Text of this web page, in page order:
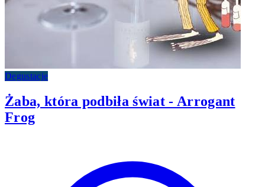
Degustacje
Żaba, która podbiła świat - Arrogant
Frog